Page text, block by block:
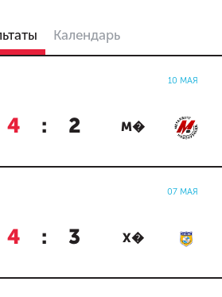
Календарь
10 МАЯ
4 : 2 М�
07 МАЯ
4 : 3 Х�